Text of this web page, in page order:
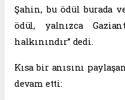
Şahin, bu ödül burada
ödül, yalnızca
halkınındır” dedi.
Kısa bir anısını
devam etti: